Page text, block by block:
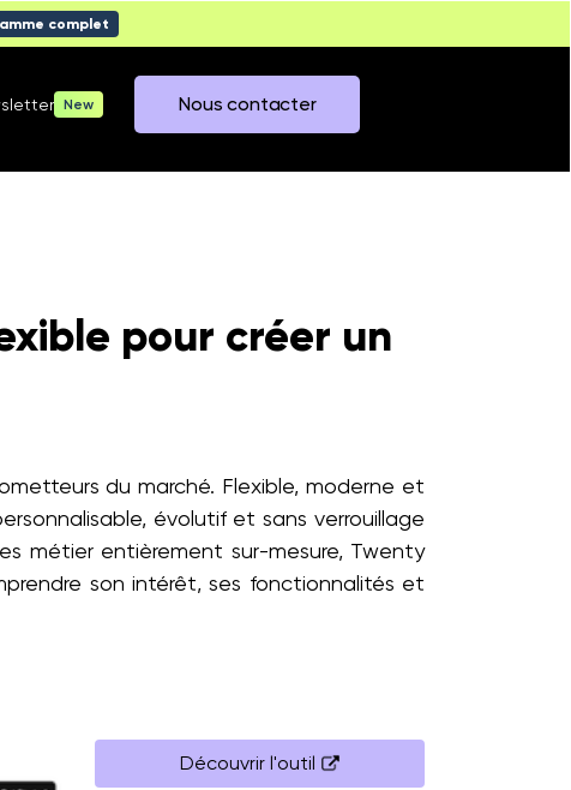
complet
New Nous contacter
pour créer un
du marché. Flexible, moderne et
évolutif et sans verrouillage
métier entièrement sur-mesure, Twenty
son intérêt, ses fonctionnalités et
Découvrir l'outil